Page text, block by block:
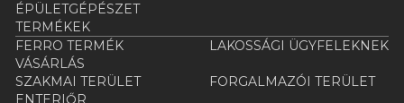
ÉPÜLETGÉPÉSZET
TERMÉKEK
FERRO TERMÉK
VÁSÁRLÁS
LAKOSSÁGI ÜGYFELEKNEK
SZAKMAI TERÜLET
FORGALMAZÓI TERÜLET
ENTERIŐR